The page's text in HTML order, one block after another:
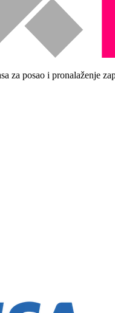
za posao i pronalaženje